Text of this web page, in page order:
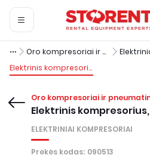
Oro kompresoriai ir pneumatiniai įrankiai
Elektrinis kompresorius, 450 l/min, 30 l, 230 V
Oro kompresoriai ir
Elektrinis kompresorius,
ELEKTRINIAI KOMPRESORIAI
Prekės kodas: 090513